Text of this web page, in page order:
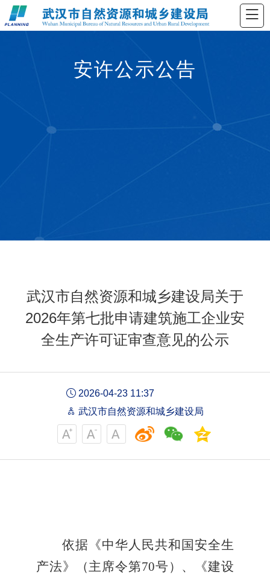
安许公示公告
武汉市自然资源和城乡建设局关于
2026年第七批申请建筑施工企业安
全生产许可证审查意见的公示
2026-04-23 11:37
武汉市自然资源和城乡建设局
依据《中华人民共和国安全生
产法》（主席令第70号）、《建设